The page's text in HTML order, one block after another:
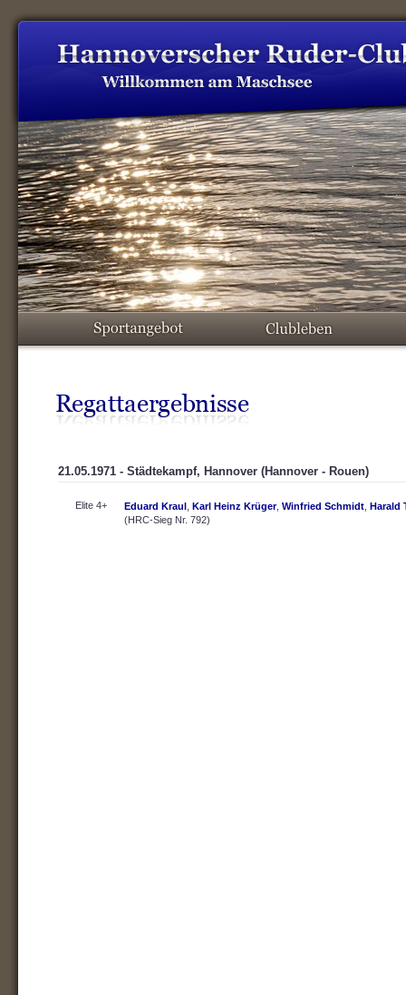
21.05.1971 - Städtekampf, Hannover (Hannover - Rouen)
Elite 4+ Eduard Kraul Karl Heinz Krüger, Winfried Schmidt Harald
(HRC-Sieg Nr. 792)